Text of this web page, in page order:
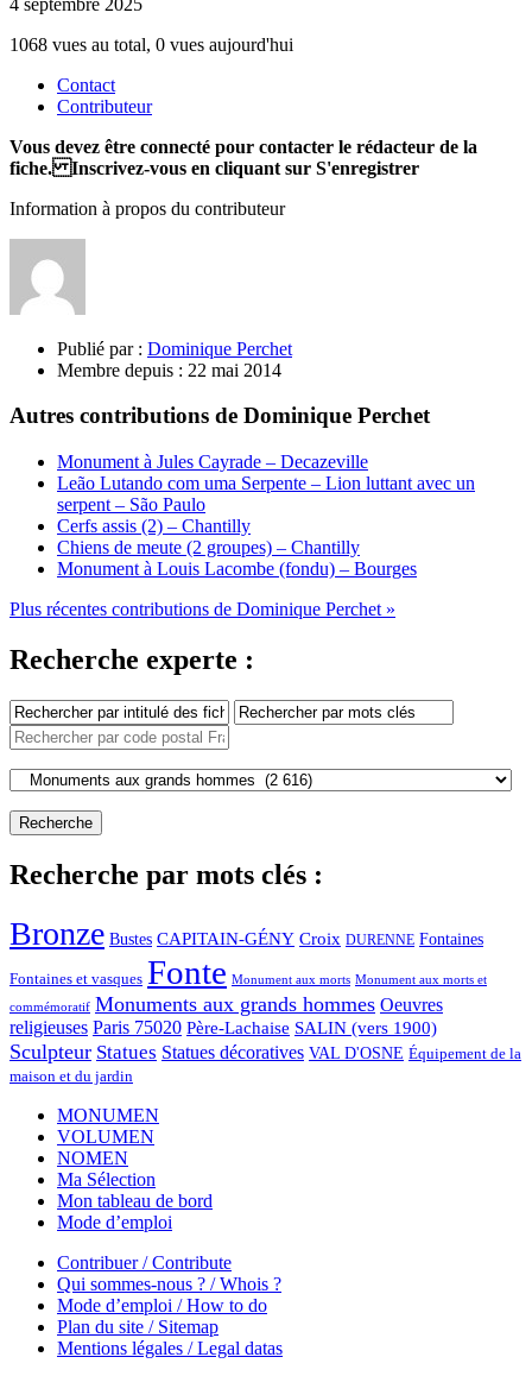
1068 vues au total, 0 vues aujourd'hui
Contact
Contributeur
Vous devez être connecté pour contacter le rédacteur de la
fiche. Inscrivez-vous en cliquant sur S'enregistrer
Information à propos du contributeur
Publié par : Dominique Perchet
Membre depuis : 22 mai 2014
Autres contributions de Dominique Perchet
Monument à Jules Cayrade – Decazeville
Leão Lutando com uma Serpente – Lion luttant avec un
serpent – São Paulo
Cerfs assis (2) – Chantilly
Chiens de meute (2 groupes) – Chantilly
Monument à Louis Lacombe (fondu) – Bourges
Plus récentes contributions de Dominique Perchet »
Recherche experte :
Recherche par mots clés :
Bronze Bustes CAPITAIN-GÉNY Croix DURENNE Fontaines
Fontaines et vasques Fonte Monument aux morts Monument aux morts et
commémoratif Monuments aux grands hommes Oeuvres
religieuses Paris 75020 Père-Lachaise SALIN (vers 1900)
Sculpteur Statues Statues décoratives VAL D'OSNE Équipement de la
maison et du jardin
MONUMEN
VOLUMEN
NOMEN
Ma Sélection
Mon tableau de bord
Mode d’emploi
Contribuer / Contribute
Qui sommes-nous ? / Whois ?
Mode d’emploi / How to do
Plan du site / Sitemap
Mentions légales / Legal datas